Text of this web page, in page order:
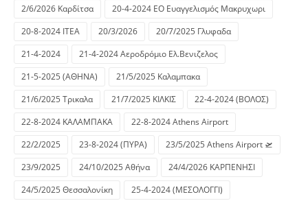
2/6/2026 Καρδίτσα
20-4-2024 ΕΟ Ευαγγελισμός Μακρυχωρι
20-8-2024 ΙΤΕΑ
20/3/2026
20/7/2025 Γλυφαδα
21-4-2024
21-4-2024 Αεροδρόμιο Ελ.Βενιζελος
21-5-2025 (ΑΘΗΝΑ)
21/5/2025 Καλαμπακα
21/6/2025 Τρικαλα
21/7/2025 ΚΙΛΚΙΣ
22-4-2024 (ΒΟΛΟΣ)
22-8-2024 ΚΑΛΑΜΠΑΚΑ
22-8-2024 Athens Airport
22/2/2025
23-8-2024 (ΠΥΡΑ)
23/5/2025 Athens Airport 🛫
23/9/2025
24/10/2025 Αθήνα
24/4/2026 ΚΑΡΠΕΝΗΣΙ
24/5/2025 Θεσσαλονίκη
25-4-2024 (ΜΕΣΟΛΟΓΓΙ)